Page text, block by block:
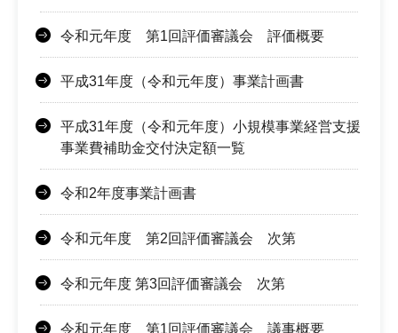
令和元年度 第1回評価審議会 評価概要
平成31年度（令和元年度）事業計画書
平成31年度（令和元年度）小規模事業経営支援
事業費補助金交付決定額一覧
令和2年度事業計画書
令和元年度 第2回評価審議会 次第
令和元年度 第3回評価審議会 次第
令和元年度 第1回評価審議会 議事概要